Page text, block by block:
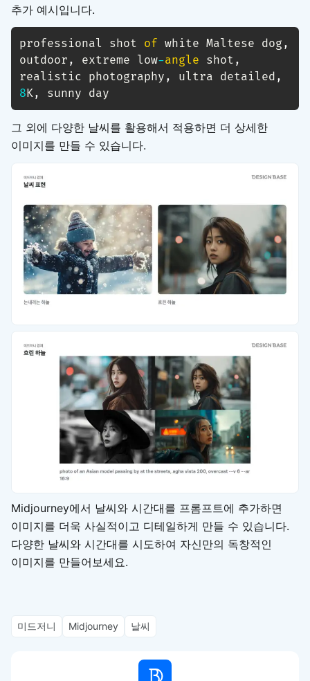
추가 예시입니다.
professional shot of white Maltese dog ,
outdoor , extreme low-angle shot ,
realistic photography , ultra detailed ,
8K, sunny day
그 외에 다양한 날씨를 활용해서 적용하면 더 상세한
이미지를 만들 수 있습니다.
Midjourney에서 날씨와 시간대를 프롬프트에 추가하면
이미지를 더욱 사실적이고 디테일하게 만들 수 있습니다.
다양한 날씨와 시간대를 시도하여 자신만의 독창적인
이미지를 만들어보세요.
미드저니 Midjourney 날씨